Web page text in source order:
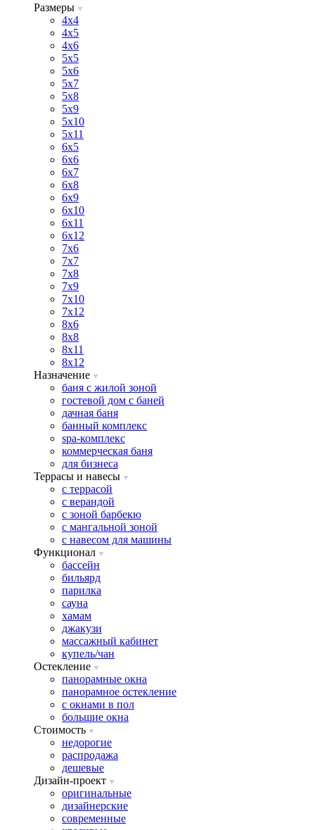
Размеры
4х4
4х5
4х6
5х5
5х6
5х7
5х8
5х9
5х10
5х11
6х5
6х6
6х7
6х8
6х9
6х10
6х11
6х12
7х6
7х7
7х8
7х9
7х10
7х12
8х6
8х8
8х11
8х12
Назначение
баня с жилой зоной
гостевой дом с баней
дачная баня
банный комплекс
spa-комплекс
коммерческая баня
для бизнеса
Террасы и навесы
с террасой
с верандой
с зоной барбекю
с мангальной зоной
с навесом для машины
Функционал
бассейн
бильярд
парилка
сауна
хамам
джакузи
массажный кабинет
купель/чан
Остекление
панорамные окна
панорамное остекление
с окнами в пол
большие окна
Стоимость
недорогие
распродажа
дешевые
Дизайн-проект
оригинальные
дизайнерские
современные